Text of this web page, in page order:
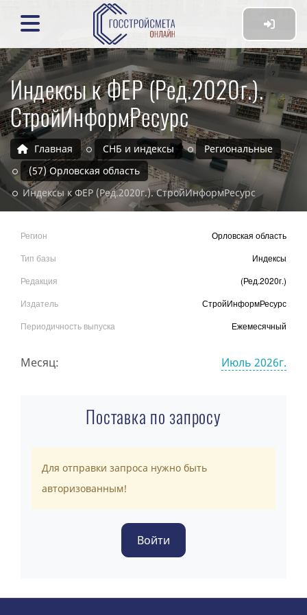
Индексы к ФЕР (Ред.2020г.).
СтройИнформРесурс
Главная СНБ и индексы
Региональные
(57) Орловская область
Индексы к ФЕР (Ред.2020г.). СтройИнформРесурс
Регион
Орловская область
Тип базы
Индексы
Редакция
(Ред.2020г.)
Издатель
СтройИнформРесурс
Периодичность выпуска
Ежемесячный
Месяц: Июль 2026г.
Поставка по запросу
Для отправки запроса нужно быть
авторизованным!